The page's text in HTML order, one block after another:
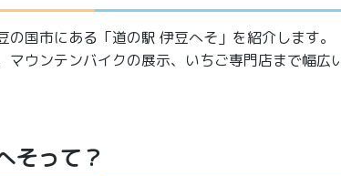
の国市にある「道の駅 伊豆へそ」を紹介します。
マウンテンバイクの展示、いちご専門店まで幅広
そって？